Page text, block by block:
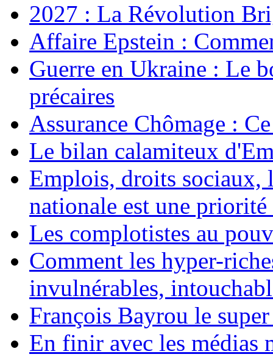
2027 : La Révolution
Affaire Epstein :
Guerre en Ukraine : Le
précaires
Assurance Chômage :
Le bilan calamiteux
Emplois, droits sociaux,
nationale est une
Les complotistes au
Comment les hyper-
invulnérables,
François Bayrou le
En finir avec les médias